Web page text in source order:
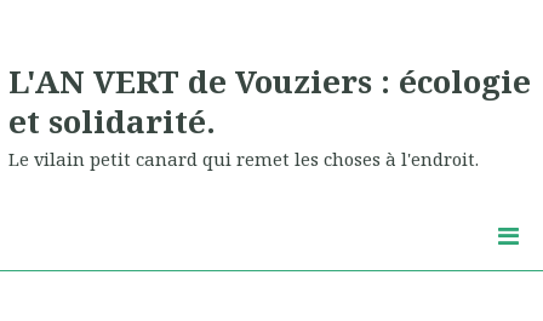
L'AN VERT de Vouziers : écologie
et solidarité.
Le vilain petit canard qui remet les choses à l'endroit.